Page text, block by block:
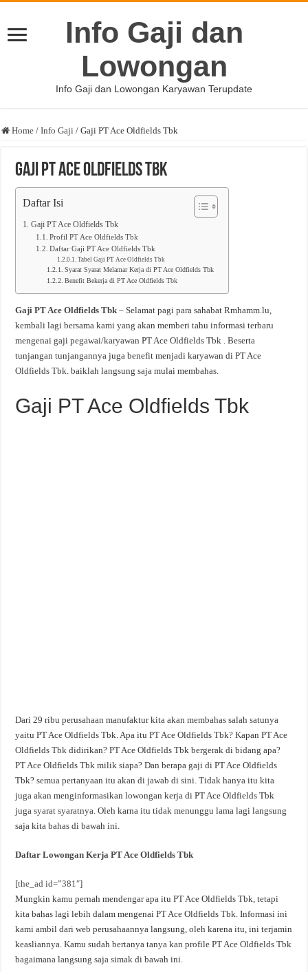
Info Gaji dan
Lowongan
Info Gaji dan Lowongan Karyawan Terupdate
Home / Info Gaji / Gaji PT Ace Oldfields Tbk
Gaji PT Ace Oldfields Tbk
Daftar Isi
Gaji PT Ace Oldfields Tbk
Profil PT Ace Oldfields Tbk
Daftar Gaji PT Ace Oldfields Tbk
Tabel Gaji PT Ace Oldfields Tbk
Syarat Syarat Melamar Kerja di PT Ace Oldfields Tbk
Benefit Bekerja di PT Ace Oldfields Tbk
Gaji PT Ace Oldfields Tbk – Selamat pagi para sahabat Rmhamm.lu,
kembali lagi bersama kami yang akan memberi tahu informasi terbaru
mengenai gaji pegawai/karyawan PT Ace Oldfields Tbk . Beserta
tunjangan tunjangannya juga benefit menjadi karyawan di PT Ace
Oldfields Tbk. baiklah langsung saja mulai membahas.
Gaji PT Ace Oldfields Tbk
Dari 29 ribu perusahaan manufaktur kita akan membahas salah satunya
yaitu PT Ace Oldfields Tbk. Apa itu PT Ace Oldfields Tbk? Kapan PT Ace
Oldfields Tbk didirikan? PT Ace Oldfields Tbk bergerak di bidang apa?
PT Ace Oldfields Tbk milik siapa? Dan berapa gaji di PT Ace Oldfields
Tbk? semua pertanyaan itu akan di jawab di sini. Tidak hanya itu kita
juga akan menginformasikan lowongan kerja di PT Ace Oldfields Tbk
juga syarat syaratnya. Oleh karna itu tidak menunggu lama lagi langsung
saja kita bahas di bawah ini.
Daftar Lowongan Kerja PT Ace Oldfields Tbk
[the_ad id=”381″]
Mungkin kamu pernah mendengar apa itu PT Ace Oldfields Tbk, tetapi
kita bahas lagi lebih dalam mengenai PT Ace Oldfields Tbk. Informasi ini
kami ambil dari web perusahaannya langsung, oleh karena itu, ini terjamin
keasliannya. Kamu sudah bertanya tanya kan profile PT Ace Oldfields Tbk
bagaimana langsung saja simak di bawah ini.